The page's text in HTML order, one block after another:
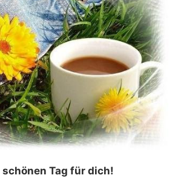
schönen Tag für dich!